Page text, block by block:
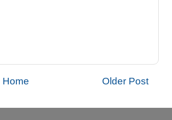
Older Post
Home